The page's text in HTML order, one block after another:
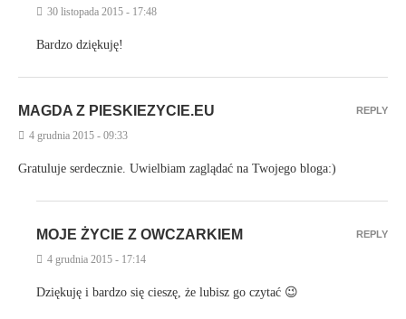
30 listopada 2015 - 17:48
Bardzo dziękuję!
MAGDA Z PIESKIEZYCIE.EU
4 grudnia 2015 - 09:33
Gratuluje serdecznie. Uwielbiam zaglądać na Twojego bloga:)
REPLY
MOJE ŻYCIE Z OWCZARKIEM
4 grudnia 2015 - 17:14
Dziękuję i bardzo się cieszę, że lubisz go czytać 😉
REPLY